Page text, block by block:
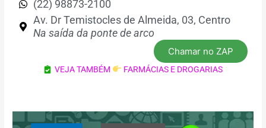
(22) 98873-2100
Av. Dr Temistocles de Almeida, 03, Centro
Na saída da ponte de arco
Chamar no ZAP
VEJA TAMBÉM FARMÁCIAS E DROGARIAS